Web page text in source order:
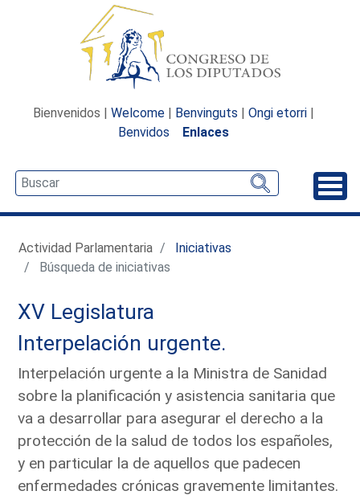
Bienvenidos | Welcome | Benvinguts | Ongi etorri |
Benvidos
Enlaces
Actividad Parlamentaria
Iniciativas
Búsqueda de iniciativas
XV Legislatura
Interpelación urgente.
Interpelación urgente a la Ministra de Sanidad
sobre la planificación y asistencia sanitaria que
va a desarrollar para asegurar el derecho a la
protección de la salud de todos los españoles,
y en particular la de aquellos que padecen
enfermedades crónicas gravemente limitantes.